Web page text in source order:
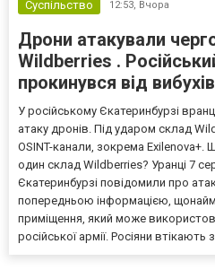
Суспільство 12:53, Вчора
Дрони атакували
Wildberries .
прокинувся від вибухів
У російському Єкатеринбурзі
атаку дронів. Під ударом склад
OSINT-канали, зокрема
один склад Wildberries? Уранці 7
Єкатеринбурзі повідомили про
попередньою інформацією,
приміщення, який може
російської армії. Росіяни втікають